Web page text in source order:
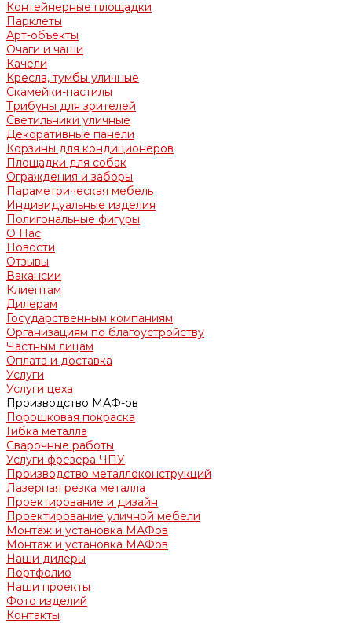
Контейнерные площадки
Парклеты
Арт-объекты
Очаги и чаши
Качели
Кресла, тумбы уличные
Скамейки-настилы
Трибуны для зрителей
Светильники уличные
Декоративные панели
Корзины для кондиционеров
Площадки для собак
Ограждения и заборы
Параметрическая мебель
Индивидуальные изделия
Полигональные фигуры
О Нас
Новости
Отзывы
Вакансии
Клиентам
Дилерам
Государственным компаниям
Организациям по благоустройству
Частным лицам
Оплата и доставка
Услуги
Услуги цеха
Производство МАФ-ов
Порошковая покраска
Гибка металла
Сварочные работы
Услуги фрезера ЧПУ
Производство металлоконструкций
Лазерная резка металла
Проектирование и дизайн
Проектирование уличной мебели
Монтаж и установка МАФов
Монтаж и установка МАФов
Наши дилеры
Портфолио
Наши проекты
Фото изделий
Контакты